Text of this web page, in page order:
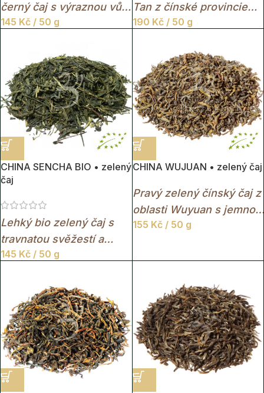
černý čaj s výraznou vůní
dřeva a pryskyřice.
145 Kč / 50 g
Tan z čínské provincie
Fujian s lehce květinovou
190 Kč/ 50 g
CHINA SENCHA BIO • zelený
čaj
Lehký bio zelený čaj s
travnatou svěžestí a
jemně nasládlým
145 Kč / 50 g
CHINA WUJUAN • zelený čaj
Pravý zelený čínský čaj z
oblasti Wuyuan s jemnou
travnatou chutí a svěžím
155 Kč/ 50 g